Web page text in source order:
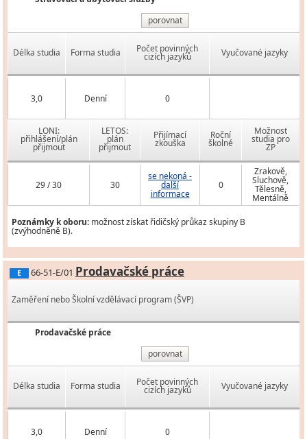
porovnat
Délka studia Forma studia Počet povinných
cizích jazyků Vyučované jazyky
3,0 Denní 0
LONI:
přihlášení/plán
přijmout
LETOS:
plán
přijmout
Přijímací
zkouška
Roční
školné
Možnost
studia pro
ZP
29 / 30 30
se nekoná -
další
informace
0
Zrakově,
Sluchově,
Tělesně,
Mentálně
Poznámky k oboru: možnost získat řidičský průkaz skupiny B
(zvýhodněně B).
E 66-51-E/01 Prodavačské práce
Zaměření nebo Školní vzdělávací program (ŠVP)
Prodavačské práce
porovnat
Délka studia Forma studia Počet povinných
cizích jazyků Vyučované jazyky
3,0 Denní 0